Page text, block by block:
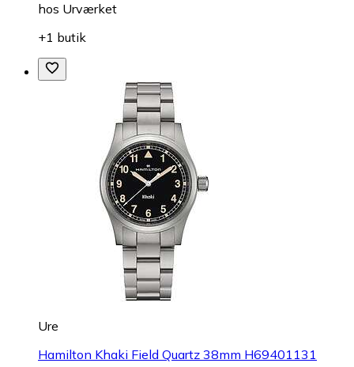
hos Urværket
+1 butik
Ure
Hamilton Khaki Field Quartz 38mm H69401131